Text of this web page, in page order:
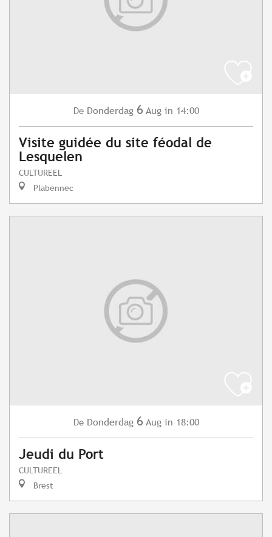
De Donderdag 6 Aug in 14:00
Visite guidée du site féodal de
Lesquelen
CULTUREEL
Plabennec
De Donderdag 6 Aug in 18:00
Jeudi du Port
CULTUREEL
Brest